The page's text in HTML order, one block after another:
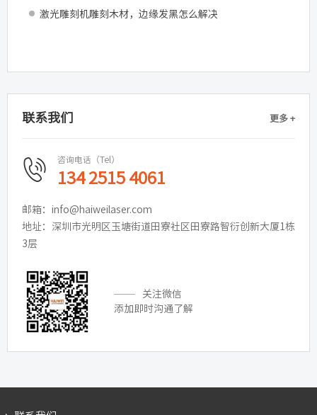
激光雕刻机雕刻木材，边缘发黑怎么解决
联系我们 更多 +
咨询电话（Tel）
134 2515 4061
邮箱：info@haiweilaser.com
地址：深圳市光明区玉塘街道田寮社区田寮路智衍创新大厦1栋
3层
关注微信
添加即时沟通了解